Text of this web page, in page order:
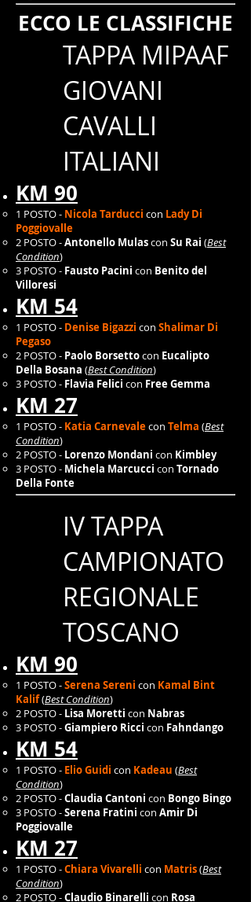
ECCO LE CLASSIFICHE
TAPPA MIPAAF
GIOVANI
CAVALLI
ITALIANI
KM 90
1 POSTO - Nicola Tarducci con Lady Di
Poggiovalle
2 POSTO -Antonello Mulascon Su Rai (Best
Condition)
3 POSTO - Fausto Pacini con Benito del
Villoresi
KM 54
1 POSTO - Denise Bigazzi con Shalimar Di
Pegaso
2 POSTO - Paolo Borsettocon Eucalipto
Della Bosana (Best Condition)
3 POSTO - Flavia Felici con Free Gemma
KM 27
1 POSTO - Katia Carnevalecon Telma (Best
Condition)
2 POSTO - Lorenzo Mondani con Kimbley
3 POSTO - Michela Marcucci con Tornado
Della Fonte
IV TAPPA
CAMPIONATO
REGIONALE
TOSCANO
KM 90
1 POSTO -Serena Sereni con Kamal Bint
Kalif(Best Condition)
2 POSTO - Lisa Moretti con Nabras
3 POSTO -Giampiero Ricci con Fahndango
KM 54
1 POSTO - Elio Guidi con Kadeau (Best
Condition)
2 POSTO -Claudia Cantoni con Bongo Bingo
3 POSTO -Serena Fratini con Amir Di
Poggiovalle
KM 27
1 POSTO -Chiara Vivarelli con Matris(Best
Condition)
2 POSTO -Claudio Binarelli con Rosa